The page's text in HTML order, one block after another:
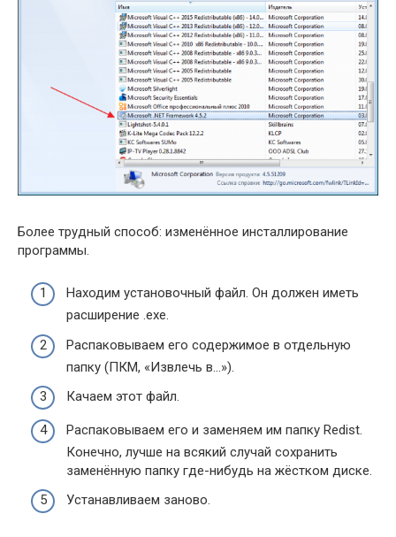
Более трудный способ: изменённое инсталлирование
программы.
Находим установочный файл. Он должен иметь
расширение .exe.
Распаковываем его содержимое в отдельную
папку (ПКМ, «Извлечь в…»).
Качаем этот файл.
Распаковываем его и заменяем им папку Redist.
Конечно, лучше на всякий случай сохранить
заменённую папку где-нибудь на жёстком диске.
Устанавливаем заново.